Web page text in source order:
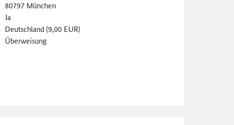
80797 München
Ja
Deutschland (9,00 EUR)
Überweisung